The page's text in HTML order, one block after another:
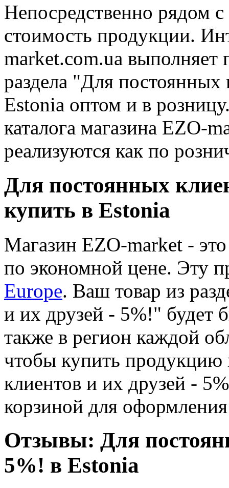
Непосредственно рядом
стоимость продукции.
market.com.ua
раздела "Для
Estonia оптом и в
каталога магазина EZO-
реализуются как по
Для постоянных
купить в Estonia
Магазин EZO-market -
по экономной цене. Эту
Europe. Ваш товар из
и их друзей - 5%!" будет
также в регион каждой
чтобы купить продукцию
клиентов и их друзей -
корзиной для
Отзывы: Для
5%! в Estonia